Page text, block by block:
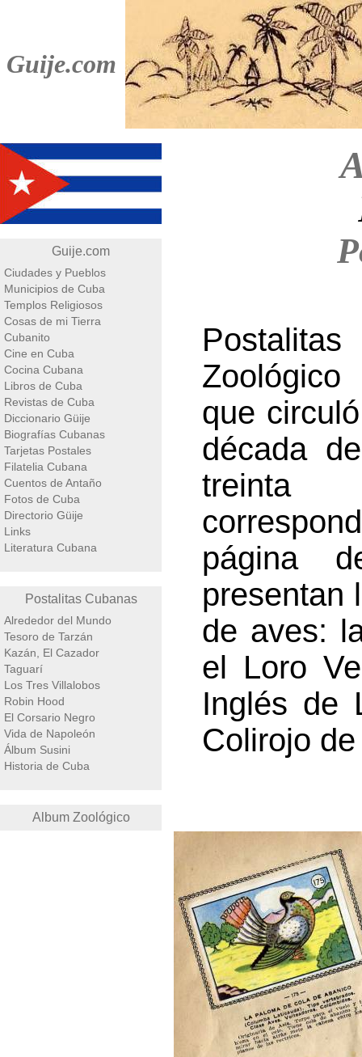
Guije.com
Guije.com
Ciudades y Pueblos
Municipios de Cuba
Templos Religiosos
Cosas de mi Tierra
Cubanito
Cine en Cuba
Cocina Cubana
Libros de Cuba
Revistas de Cuba
Diccionario Güije
Biografías Cubanas
Tarjetas Postales
Filatelia Cubana
Cuentos de Antaño
Fotos de Cuba
Directorio Güije
Links
Literatura Cubana
Postalitas Cubanas
Alrededor del Mundo
Tesoro de Tarzán
Kazán, El Cazador
Taguarí
Los Tres Villalobos
Robin Hood
El Corsario Negro
Vida de Napoleón
Álbum Susini
Historia de Cuba
Album Zoológico
que
década
treinta
página
presentan
de aves:
el Loro
Inglés de
Colirojo